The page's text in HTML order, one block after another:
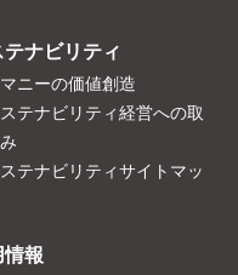
テナビリティ
ニーの価値創造
テナビリティ経営への取
テナビリティサイトマッ
情報